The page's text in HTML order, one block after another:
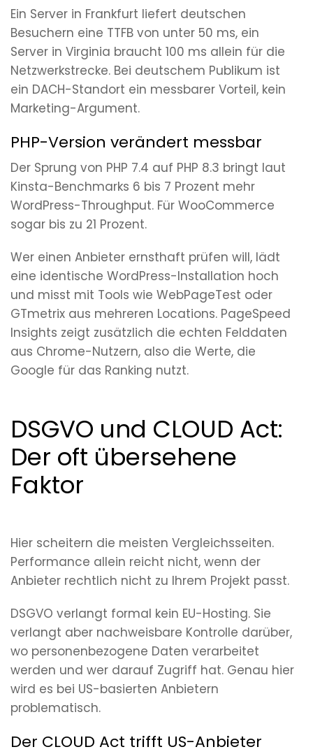
Ein Server in Frankfurt liefert deutschen
Besuchern eine TTFB von unter 50 ms, ein
Server in Virginia braucht 100 ms allein für die
Netzwerkstrecke. Bei deutschem Publikum ist
ein DACH-Standort ein messbarer Vorteil, kein
Marketing-Argument.
PHP-Version verändert messbar
Der Sprung von PHP 7.4 auf PHP 8.3 bringt laut
Kinsta-Benchmarks 6 bis 7 Prozent mehr
WordPress-Throughput. Für WooCommerce
sogar bis zu 21 Prozent.
Wer einen Anbieter ernsthaft prüfen will, lädt
eine identische WordPress-Installation hoch
und misst mit Tools wie WebPageTest oder
GTmetrix aus mehreren Locations. PageSpeed
Insights zeigt zusätzlich die echten Felddaten
aus Chrome-Nutzern, also die Werte, die
Google für das Ranking nutzt.
DSGVO und CLOUD Act:
Der oft übersehene
Faktor
Hier scheitern die meisten Vergleichsseiten.
Performance allein reicht nicht, wenn der
Anbieter rechtlich nicht zu Ihrem Projekt passt.
DSGVO verlangt formal kein EU-Hosting. Sie
verlangt aber nachweisbare Kontrolle darüber,
wo personenbezogene Daten verarbeitet
werden und wer darauf Zugriff hat. Genau hier
wird es bei US-basierten Anbietern
problematisch.
Der CLOUD Act trifft US-Anbieter